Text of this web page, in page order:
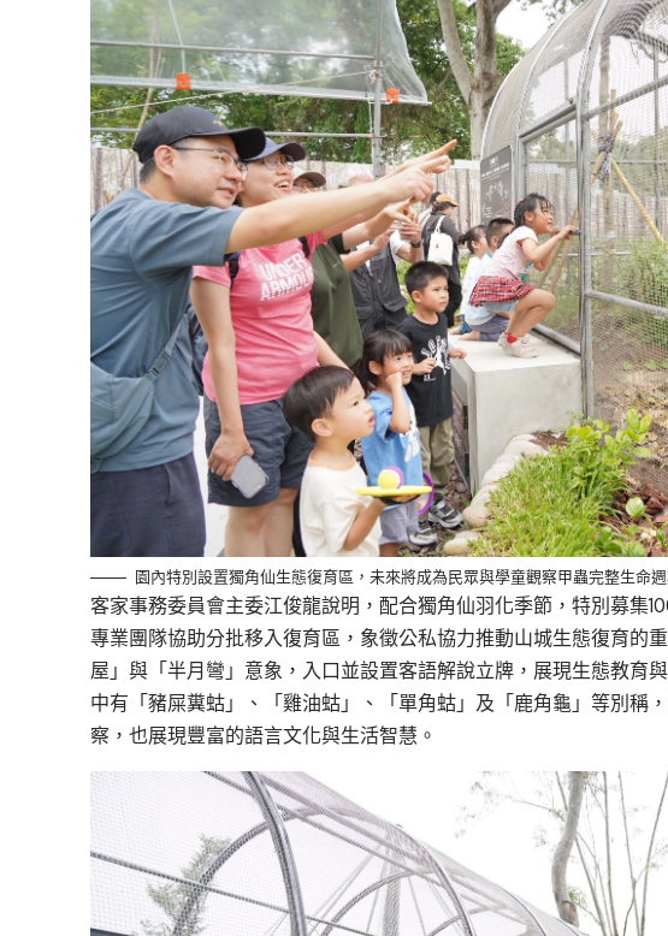
園內特別設置獨角仙生態復育區，未來將成為民眾與學童觀察甲蟲完整生命
客家事務委員會主委江俊龍說明，配合獨角仙羽化季節，特別募集
專業團隊協助分批移入復育區，象徵公私協力推動山城生態復育的
屋」與「半月彎」意象，入口並設置客語解說立牌，展現生態教育
中有「豬屎糞蛄」、「雞油蛄」、「單角蛄」及「鹿角龜」等別稱
察，也展現豐富的語言文化與生活智慧。